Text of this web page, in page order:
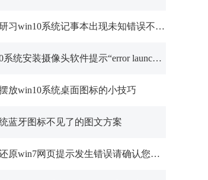
win10系统记事本出现未知错误不能保存的问题
统安装摄像头软件提示“error launching installer”错误
放win10系统桌面图标的小技巧
蓝牙图标不见了的图文方案
win7网页提示发生错误请确认您电脑是否安装了excel软件